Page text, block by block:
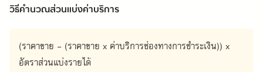
วิธีคำนวณส่วนแบ่งค่าบริการ
(ราคาขาย - (ราคาขาย x ค่าบริการช่องทางการชำระเงิน)) x
อัตราส่วนแบ่งรายได้